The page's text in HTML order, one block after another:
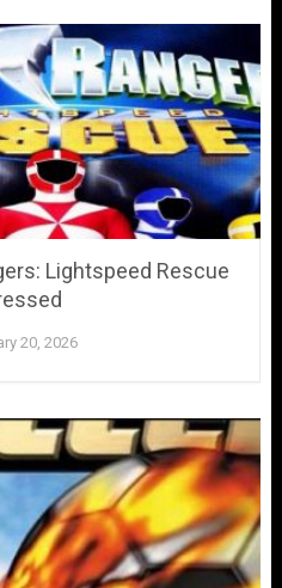
Lightspeed Rescue
20, 2026